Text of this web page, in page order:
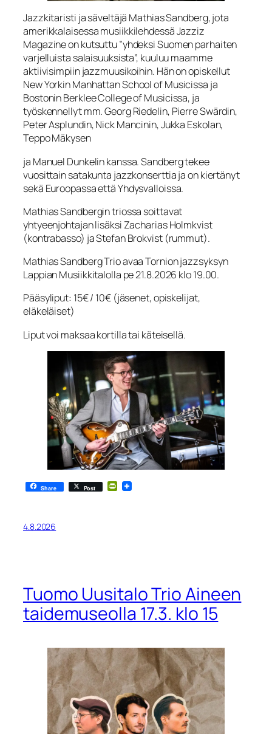
Jazzkitaristi ja säveltäjä Mathias Sandberg, jota
amerikkalaisessa musiikkilehdessä Jazziz
Magazine on kutsuttu ”yhdeksi Suomen parhaiten
varjelluista salaisuuksista”, kuuluu maamme
aktiivisimpiin jazzmuusikoihin. Hän on opiskellut
New Yorkin Manhattan School of Musicissa ja
Bostonin Berklee College of Musicissa, ja
työskennellyt mm. Georg Riedelin, Pierre Swärdin,
Peter Asplundin, Nick Mancinin, Jukka Eskolan,
Teppo Mäkysen
ja Manuel Dunkelin kanssa. Sandberg tekee
vuosittain satakunta jazzkonserttia ja on kiertänyt
sekä Euroopassa että Yhdysvalloissa.
Mathias Sandbergin triossa soittavat
yhtyeenjohtajan lisäksi Zacharias Holmkvist
(kontrabasso) ja Stefan Brokvist (rummut).
Mathias Sandberg Trio avaa Tornion jazzsyksyn
Lappian Musiikkitalolla pe 21.8.2026 klo 19.00.
Pääsyliput: 15€ / 10€ (jäsenet, opiskelijat,
eläkeläiset)
Liput voi maksaa kortilla tai käteisellä.
Share Post PrintFriendly
4.8.2026
Tuomo Uusitalo Trio Aineen
taidemuseolla 17.3. klo 15